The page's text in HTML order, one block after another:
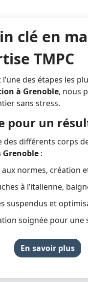
l’esthétique
habitat
solutions sur-
clé en
TMPC
des étapes les
à Grenoble, nous
sans stress.
pour un
différents corps
Grenoble :
aux normes, création
à l’italienne,
suspendus et
soignée pour
En savoir plus